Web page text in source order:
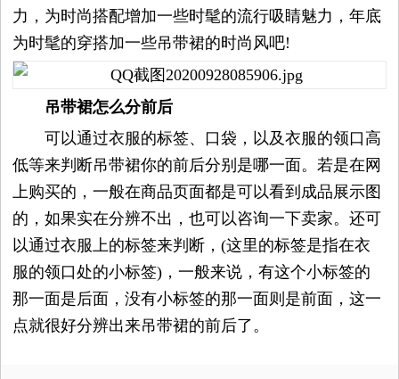
视
装
周
时
尚
力，为时尚搭配增加一些时髦的流行吸睛魅力，年底
为时髦的穿搭加一些吊带裙的时尚风吧!
吊带裙怎么分前后
可以通过衣服的标签、口袋，以及衣服的领口高
低等来判断吊带裙你的前后分别是哪一面。若是在网
上购买的，一般在商品页面都是可以看到成品展示图
的，如果实在分辨不出，也可以咨询一下卖家。还可
以通过衣服上的标签来判断，(这里的标签是指在衣
服的领口处的小标签)，一般来说，有这个小标签的
那一面是后面，没有小标签的那一面则是前面，这一
点就很好分辨出来吊带裙的前后了。